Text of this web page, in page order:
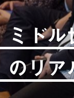
ミド
のリア